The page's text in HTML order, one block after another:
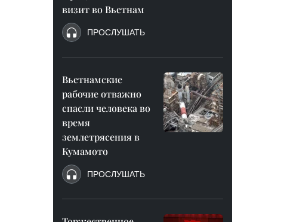
визит во Вьетнам
ПРОСЛУШАТЬ
Вьетнамские
рабочие отважно
спасли человека во
время
землетрясения в
Кумамото
ПРОСЛУШАТЬ